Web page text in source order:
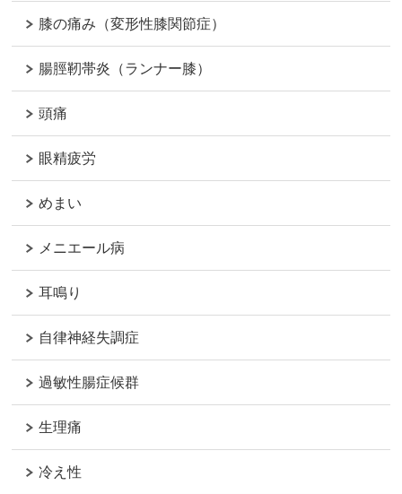
膝の痛み（変形性膝関節症）
腸脛靭帯炎（ランナー膝）
頭痛
眼精疲労
めまい
メニエール病
耳鳴り
自律神経失調症
過敏性腸症候群
生理痛
冷え性